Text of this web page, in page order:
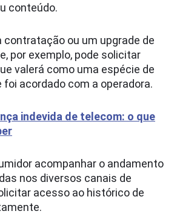
conteúdo.
contratação ou um upgrade de
por exemplo, pode solicitar
valerá como uma espécie de
foi acordado com a operadora.
indevida de telecom: o que
acompanhar o andamento
nos diversos canais de
acesso ao histórico de